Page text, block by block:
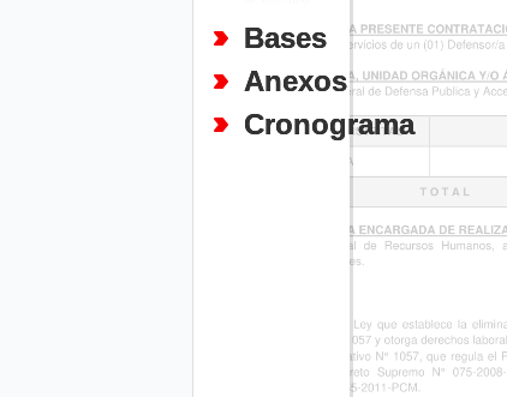
Bases
Anexos
Cronograma